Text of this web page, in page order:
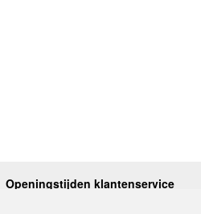
Openingstijden klantenservice